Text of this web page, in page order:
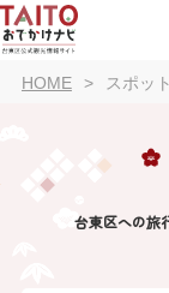
HOME スポッ
台東区への旅